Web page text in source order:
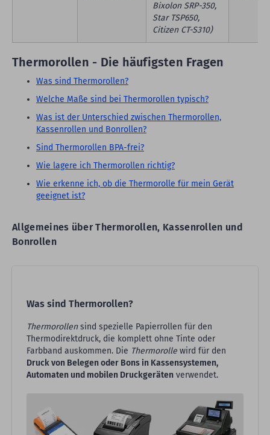
Bixolon SRP-350,
Star TSP650,
Citizen CT-S310)
Thermorollen - Die häufigsten Fragen
Was sind Thermorollen?
Welche Maße sind bei Thermorollen typisch?
Was ist der Unterschied zwischen Thermorollen,
Kassenrollen und Bonrollen?
Sind Thermorollen BPA-frei?
Wie lagere ich Thermorollen richtig?
Wie erkenne ich, ob die Thermorolle für mein Gerät
geeignet ist?
Allgemeines über Thermorollen, Kassenrollen und
Bonrollen
Was sind Thermorollen?
Thermorollensind spezielle Papierrollen für den
Thermodirektdruck, die komplett ohne Tinte oder
Farbband auskommen. Die Thermorolle wird für den
Druck von Belegen oder Bons in Kassensystemen,
Automaten und mobilen Druckgeräten verwendet.